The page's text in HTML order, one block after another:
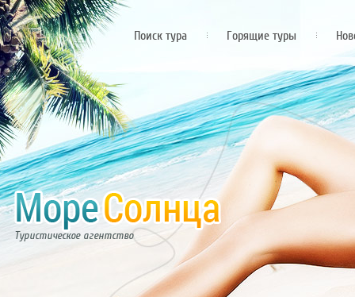
Туристическое агентство
Поиск тура Горящие туры